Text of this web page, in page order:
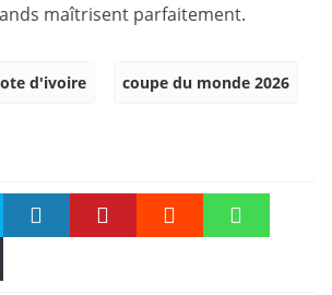
maîtrisent parfaitement.
d'ivoire coupe du monde 2026